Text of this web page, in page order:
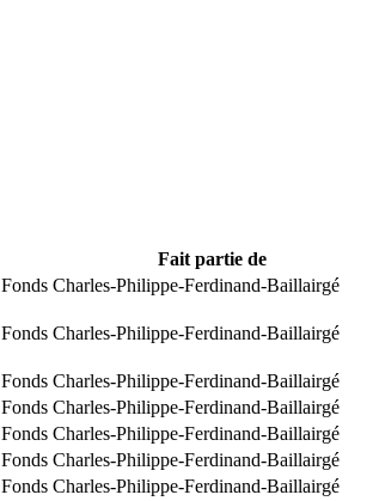
Fait partie de
Fonds Charles-Philippe-Ferdinand-Baillairgé
Fonds Charles-Philippe-Ferdinand-Baillairgé
Fonds Charles-Philippe-Ferdinand-Baillairgé
Fonds Charles-Philippe-Ferdinand-Baillairgé
Fonds Charles-Philippe-Ferdinand-Baillairgé
Fonds Charles-Philippe-Ferdinand-Baillairgé
Fonds Charles-Philippe-Ferdinand-Baillairgé